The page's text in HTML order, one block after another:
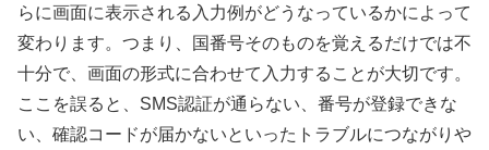
らに画面に表示される入力例がどうなっているかによって
変わります。つまり、国番号そのものを覚えるだけでは不
十分で、画面の形式に合わせて入力することが大切です。
ここを誤ると、SMS認証が通らない、番号が登録できな
い、確認コードが届かないといったトラブルにつながりや